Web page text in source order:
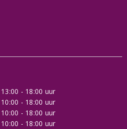
13:00 - 18:00 uur
10:00 - 18:00 uur
10:00 - 18:00 uur
10:00 - 18:00 uur